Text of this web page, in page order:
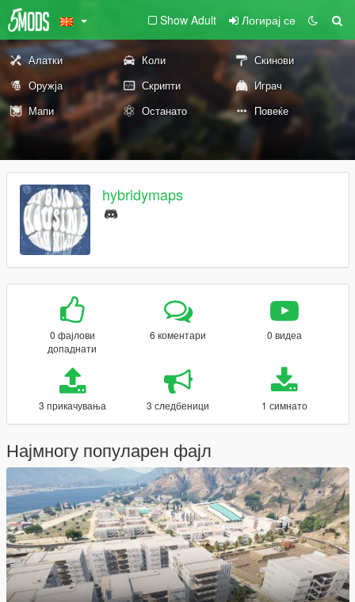
Show Adult Логирај се
Алатки Коли
Скинови
Оружја
Скрипти
Играч
Мапи
Останато Повеќе
hybridymaps
0 фајлови
допаднати
6 коментари 0 видеа
3 прикачувања 3 следбеници 1 симнато
Најмногу популарен фајл